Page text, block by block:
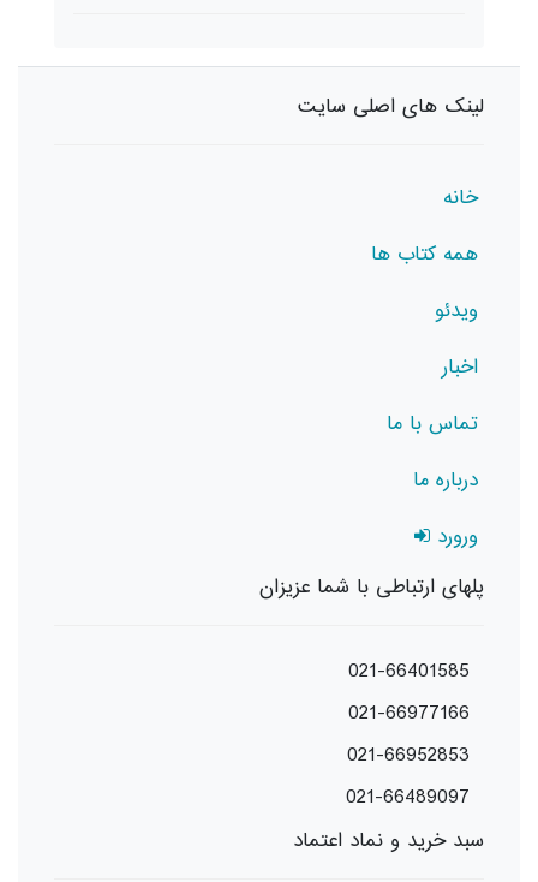
لینک های اصلی سایت
خانه
همه کتاب ها
ویدئو
اخبار
تماس با ما
درباره ما
ورورد
پلهای ارتباطی با شما عزیزان
021-66401585
021-66977166
021-66952853
021-66489097
سبد خرید و نماد اعتماد